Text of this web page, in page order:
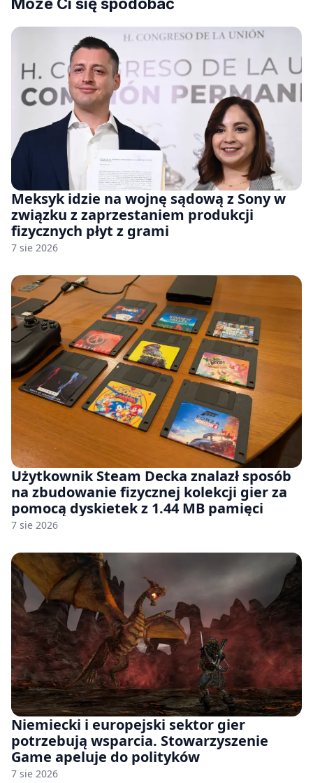
Meksyk idzie na wojnę sądową z Sony w
związku z zaprzestaniem produkcji
fizycznych płyt z grami
7 sie 2026
Użytkownik Steam Decka znalazł sposób
na zbudowanie fizycznej kolekcji gier za
pomocą dyskietek z 1.44 MB pamięci
7 sie 2026
Niemiecki i europejski sektor gier
potrzebują wsparcia. Stowarzyszenie
Game apeluje do polityków
7 sie 2026